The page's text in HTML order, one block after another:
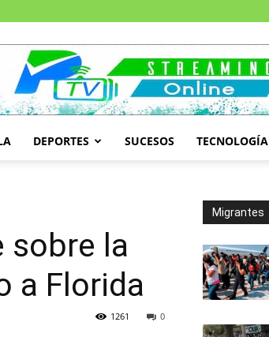
DEPORTES SUCESOS TECNOLOGÍA
sobre la
a Florida
0
1261
Migrantes